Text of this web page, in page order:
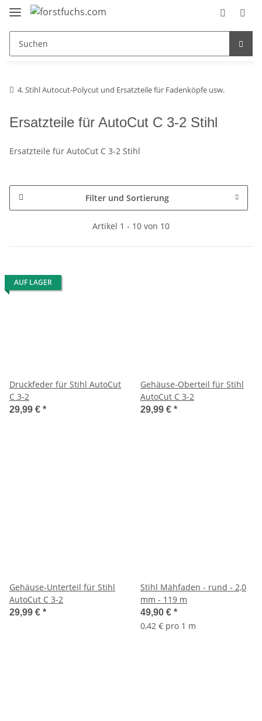
4. Stihl Autocut-Polycut und Ersatzteile für Fadenköpfe usw.
Ersatzteile für AutoCut C 3-2 Stihl
Ersatzteile für AutoCut C 3-2 Stihl
Filter und Sortierung
Artikel 1 - 10 von 10
AUF LAGER
Druckfeder für Stihl AutoCut
C 3-2
29,99 € *
Gehäuse-Oberteil für Stihl
AutoCut C 3-2
29,99 € *
Gehäuse-Unterteil für Stihl
AutoCut C 3-2
29,99 € *
Stihl Mähfaden - rund - 2,0
mm - 119 m
49,90 € *
0,42 € pro 1 m